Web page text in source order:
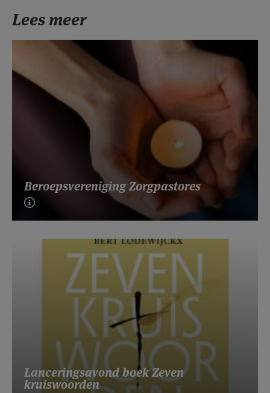
Lees meer
Beroepsvereniging Zorgpastores
Lanceringsavond boek Zeven
kruiswoorden